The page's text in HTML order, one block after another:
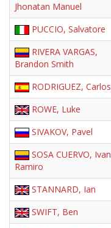
Jhonatan Manuel
PUCCIO, Salvatore
RIVERA VARGAS,
Brandon Smith
RODRIGUEZ, Carlos
ROWE, Luke
SIVAKOV, Pavel
SOSA CUERVO, Ivan
Ramiro
STANNARD, Ian
SWIFT, Ben